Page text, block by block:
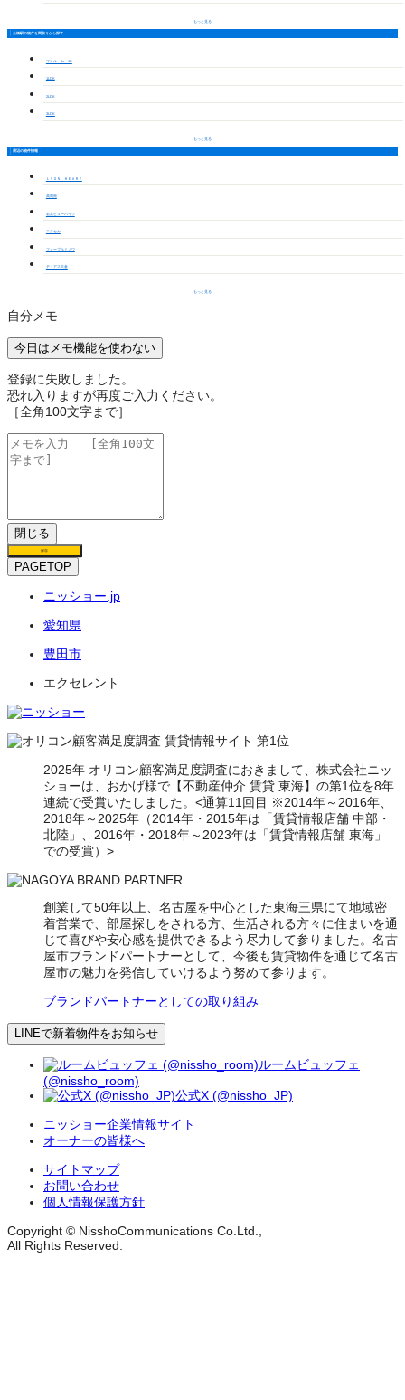
もっと見る
土橋駅の物件を間取りから探す
ワンルーム・1K
1LDK
2LDK
3LDK
もっと見る
周辺の物件情報
ＬＹＯＮ ＨＥＡＲＴ
高岡苑
若宮ビューハイツ
エクセカ
フォーブルミノワ
ディアス大倉
もっと見る
自分メモ
今日はメモ機能を使わない
登録に失敗しました。
恐れ入りますが再度ご入力ください。
［全角100文字まで］
閉じる
保存
PAGETOP
ニッショー.jp
愛知県
豊田市
エクセレント
2025年 オリコン顧客満足度調査におきまして、株式会社ニッ
ショーは、おかげ様で【不動産仲介 賃貸 東海】の第1位を8年
連続で受賞いたしました。<通算11回目 ※2014年～2016年、
2018年～2025年（2014年・2015年は「賃貸情報店舗 中部・
北陸」、2016年・2018年～2023年は「賃貸情報店舗 東海」
での受賞）>
創業して50年以上、名古屋を中心とした東海三県にて地域密
着営業で、部屋探しをされる方、生活される方々に住まいを通
じて喜びや安心感を提供できるよう尽力して参りました。名古
屋市ブランドパートナーとして、今後も賃貸物件を通じて名古
屋市の魅力を発信していけるよう努めて参ります。
ブランドパートナーとしての取り組み
LINEで新着物件をお知らせ
ルームビュッフェ
(@nissho_room)
公式X (@nissho_JP)
ニッショー企業情報サイト
オーナーの皆様へ
サイトマップ
お問い合わせ
個人情報保護方針
Copyright © NisshoCommunications Co.Ltd.,
All Rights Reserved.